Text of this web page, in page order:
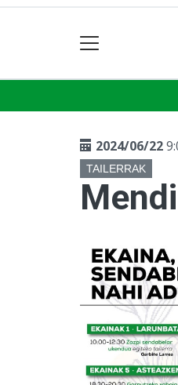
2024/06/22
TAILERRAK